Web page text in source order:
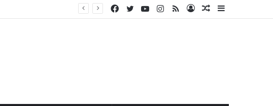
Kenar
Rastgele
Kayıt
RSS
Instagram
YouTube
Twitter
Facebook